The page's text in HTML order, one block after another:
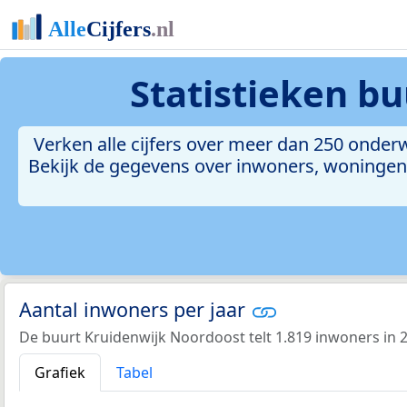
Statistieken
Verken alle cijfers over meer dan 250
Bekijk de gegevens over inwoners,
Aantal inwoners per jaar
De buurt Kruidenwijk Noordoost telt 1.819 inwoners in
Grafiek
Tabel